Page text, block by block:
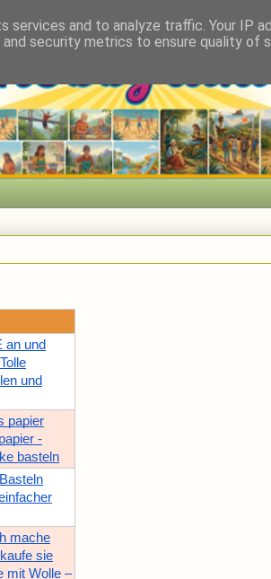
an und
und
papier
-
basteln
mache
sie
mit Wolle –
and to analyze traffic. Your IP
security metrics to ensure quality of